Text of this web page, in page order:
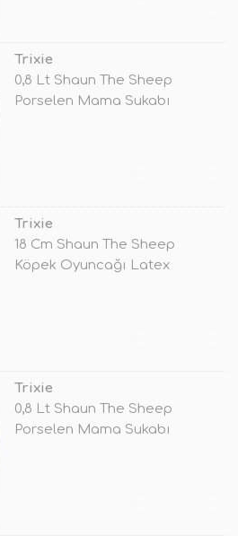
Trixie
0,8 Lt Shaun The Sheep
Porselen Mama Sukabı
Trixie
18 Cm Shaun The Sheep
Köpek Oyuncağı Latex
Trixie
0,8 Lt Shaun The Sheep
Porselen Mama Sukabı